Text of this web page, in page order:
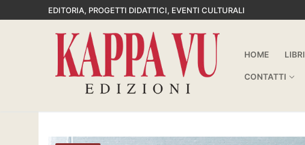
al
EDITORIA, PROGETTI DIDATTICI, EVENTI CULTURALI
HOME LIBRI
CONTATTI